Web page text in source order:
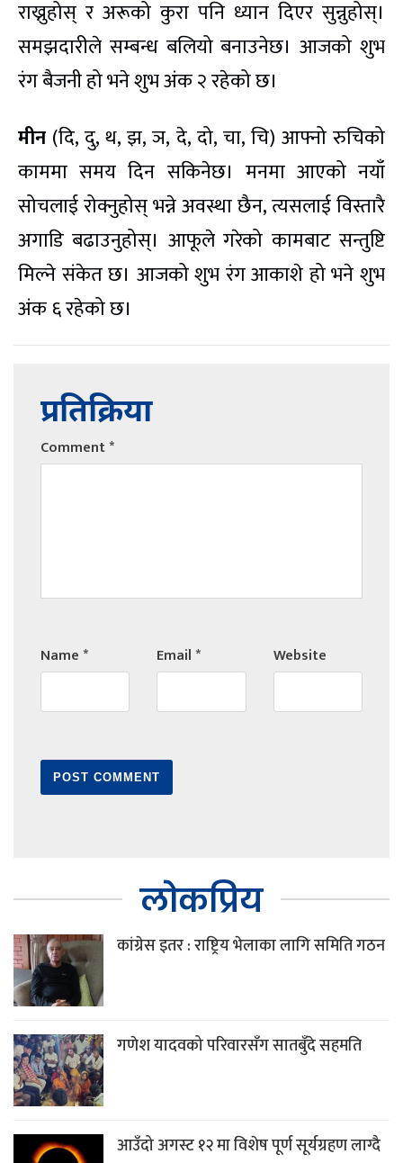
राख्नुहोस् र अरूको कुरा पनि ध्यान दिएर सुन्नुहोस्।
समझदारीले सम्बन्ध बलियो बनाउनेछ। आजको शुभ
रंग बैजनी हो भने शुभ अंक २ रहेको छ।
मीन (दि, दु, थ, झ, ञ, दे, दो, चा, चि) आफ्नो रुचिको
काममा समय दिन सकिनेछ। मनमा आएको नयाँ
सोचलाई रोक्नुहोस् भन्ने अवस्था छैन, त्यसलाई विस्तारै
अगाडि बढाउनुहोस्। आफूले गरेको कामबाट सन्तुष्टि
मिल्ने संकेत छ। आजको शुभ रंग आकाशे हो भने शुभ
अंक ६ रहेको छ।
प्रतिक्रिया
Comment*
Name* Email* Website
लोकप्रिय
कांग्रेस इतर : राष्ट्रिय भेलाका लागि समिति गठन
गणेश यादवको परिवारसँग सातबुँदे सहमति
आउँदो अगस्ट १२ मा विशेष पूर्ण सूर्यग्रहण लाग्दै